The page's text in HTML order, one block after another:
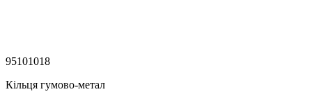
95101018
Кільця гумово-метал